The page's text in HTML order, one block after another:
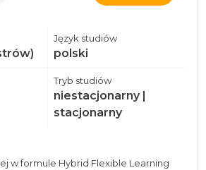
Język studiów
polski
Tryb studiów
niestacjonarny |
stacjonarny
w formule Hybrid Flexible Learning